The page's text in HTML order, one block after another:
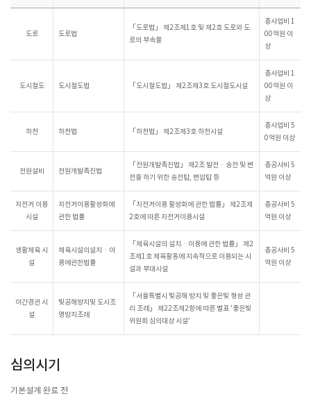
도로 도로법
「도로법」 제2조제1호 및 제2호 도로와 도
로의 부속물
총사업비 1
00억원 이
상
도시철도 도시철도법 「도시철도법」 제2조제3호 도시철도시설
총사업비 1
00억원 이
상
하천 하천법 「하천법」 제2조제3호 하천시설
총사업비 5
0억원 이상
전원설비 전원개발촉진법
「전원개발촉진법」 제2조 발전ㆍ송전 및 변
전을 하기 위한 송전탑, 변압탑 등
총공사비 5
억원 이상
자전거 이용
시설
자전거이용활성화에
관한 법률
「자전거이용 활성화에 관한 법률」 제2조제
2호에 따른 자전거이용시설
총공사비 5
억원 이상
생활체육 시
설
체육시설의설치ㆍ이
용에관한법률
「체육시설의 설치ㆍ이용에 관한 법률」 제2
조제1호 체육활동에 지속적으로 이용되는 시
설과 부대시설
총공사비 5
억원 이상
야간경관 시
설
빛공해방지및 도시조
명방지조례
「서울특별시 빛공해 방지 및 좋은빛 형성 관
리 조례」 제22조제2항에 따른 별표 '좋은빛
위원회 심의대상 시설'
심의시기
기본설계 완료 전